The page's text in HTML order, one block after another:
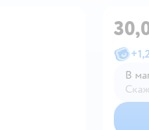
+
В
В